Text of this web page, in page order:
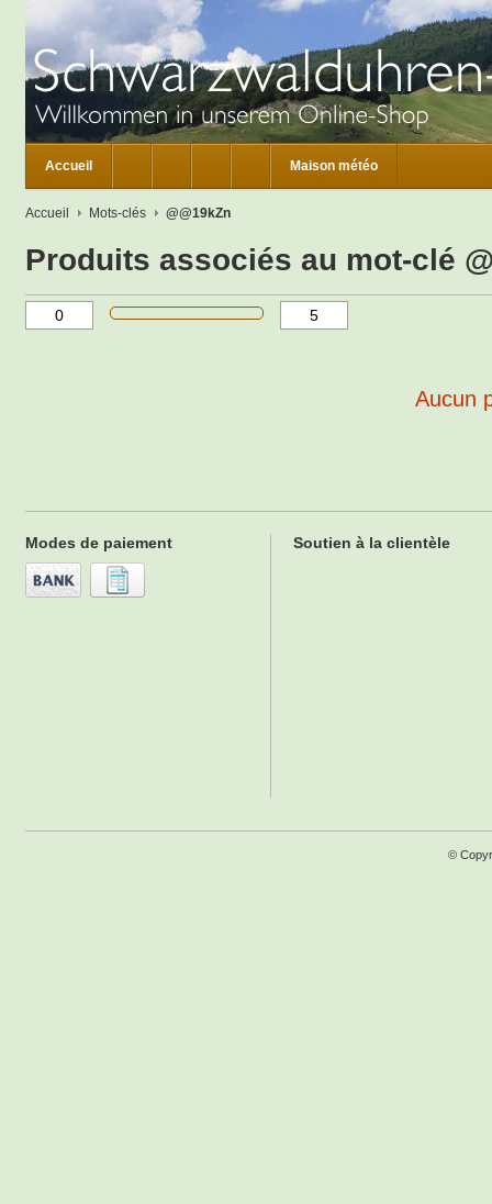
Accueil Maison météo
Accueil Mots-clés @@19kZn
Produits associés au mot-clé
Aucun
Modes de paiement Soutien à la clientèle
©